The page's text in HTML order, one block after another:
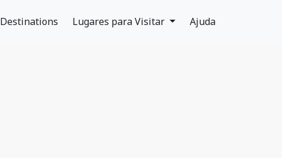
Destinations Lugares para Visitar Ajuda